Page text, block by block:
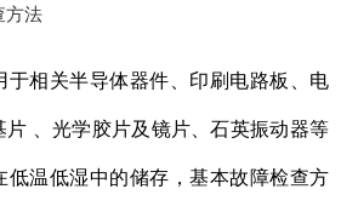
方法
于相关半导体器件、印刷电路板、电
、光学胶片及镜片、石英振动器等
低温低湿中的储存，基本故障检查方